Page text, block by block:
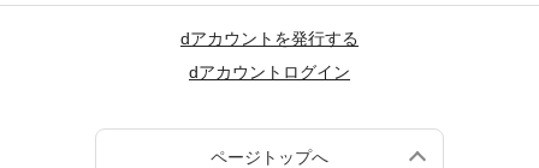
dアカウントを発行する
dアカウントログイン
ページトップへ